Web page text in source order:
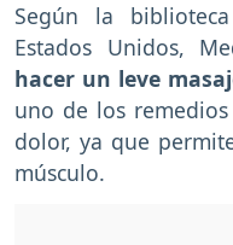
Según la
Estados Unidos,
hacer un leve
uno de los
dolor, ya que
músculo.